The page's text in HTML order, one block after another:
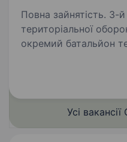
Повна зайнятість. 3-й батальйон
територіальної
окремий батальйон
територіальної…
Усі вакансії